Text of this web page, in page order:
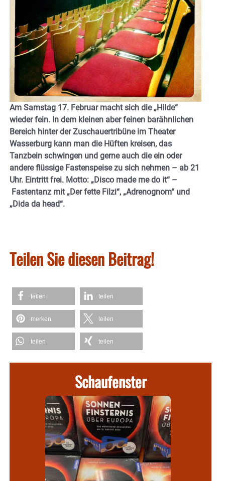
Am Samstag 17. Februar macht sich die „Hilde“
wieder fein. In dem kleinen aber feinen barähnlichen
Bereich hinter der Zuschauertribüne im Theater
Wasserburg kann man die Hüften kreisen, das
Tanzbein schwingen und gerne auch die ein oder
andere flüssige Fastenspeise zu sich nehmen – ab 21
Uhr. Eintritt frei. Motto: „Disco made me do it“ –
Fastentanz mit „Der fette Filzi“, „Adrenognom“ und
„Dida da head“.
Teilen Sie diesen Beitrag!
teilen teilen
merken teilen
teilen teilen
Schaufenster